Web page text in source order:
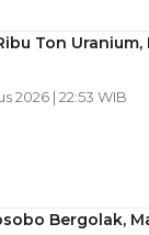
Ton
2026 | 22:53 WIB
Bergolak,